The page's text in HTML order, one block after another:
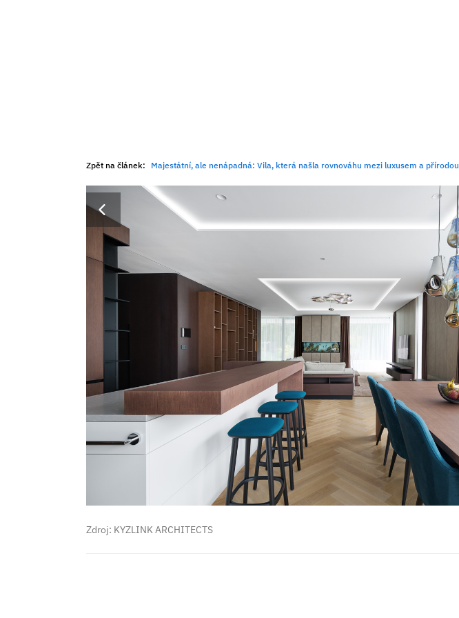
Zpět na článek: Majestátní, ale nenápadná: Vila, která našla rovnováhu mezi luxusem a přírodou
Zdroj: KYZLINK ARCHITECTS